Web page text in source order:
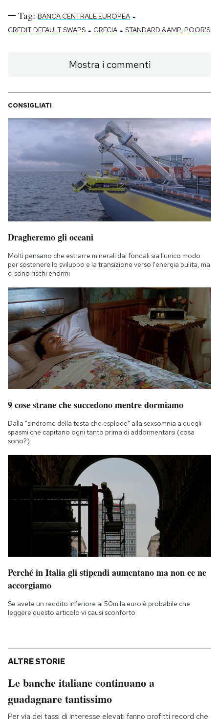
Tag: BANCA CENTRALE EUROPEA -
CREDIT DEFAULT SWAPS - GRECIA - STANDARD &AMP; POOR'S
Mostra i commenti
CONSIGLIATI
Dragheremo gli oceani
Molti pensano che estrarre minerali dai fondali sia l'unico modo
per sostenere lo sviluppo e la transizione verso l'energia pulita, ma
ci sono rischi enormi
9 cose strane che succedono mentre dormiamo
Dalla "sindrome della testa che esplode" alla sexsomnia a quegli
spasmi che capitano ogni tanto prima di addormentarsi (cosa
sono?)
Perché in Italia gli stipendi aumentano ma non ce ne
accorgiamo
Se avete un reddito inferiore ai 50mila euro è probabile che
leggere questo articolo vi causi sconforto
ALTRE STORIE
Le banche italiane continuano a
guadagnare tantissimo
Per via dei tassi di interesse elevati fanno profitti record che